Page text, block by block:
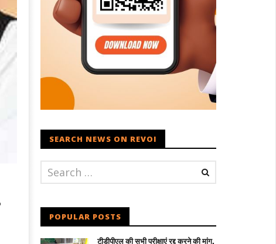
SEARCH NEWS ON REVOI
POPULAR POSTS
टीडीपीएल की सभी परीक्षाएं रद्द करने की मांग,